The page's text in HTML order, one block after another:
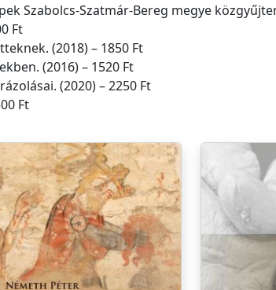
Szabolcs-Szatmár-Bereg megye
Ft
(2018) – 1850 Ft
(2016) – 1520 Ft
(2020) – 2250 Ft
Ft